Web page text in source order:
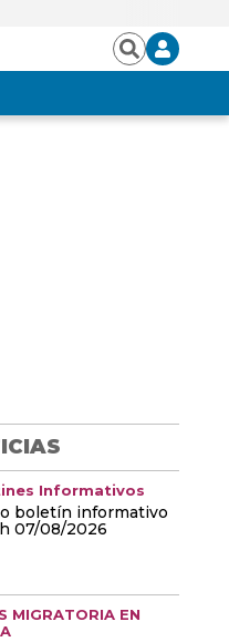
BuscarIniciar
sesión
Informativos
boletín informativo
07/08/2026
MIGRATORIA EN